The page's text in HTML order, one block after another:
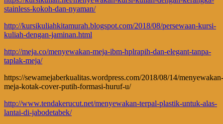
stainless-kokoh-dan-nyaman/
http://kursikuliahkitamurah.blogspot.com/2018/08/persewaan-kursi-
kuliah-dengan-jaminan.html
http://meja.co/menyewakan-meja-ibm-hplrapih-dan-elegant-tanpa-
taplak-meja/
https://sewamejaberkualitas.wordpress.com/2018/08/14/menyewakan-
meja-kotak-cover-putih-formasi-huruf-u/
http://www.tendakerucut.net/menyewakan-terpal-plastik-untuk-alas-
lantai-di-jabodetabek/